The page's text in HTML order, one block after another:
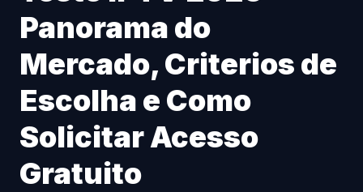
Panorama do
Mercado, Criterios de
Escolha e Como
Solicitar Acesso
Gratuito